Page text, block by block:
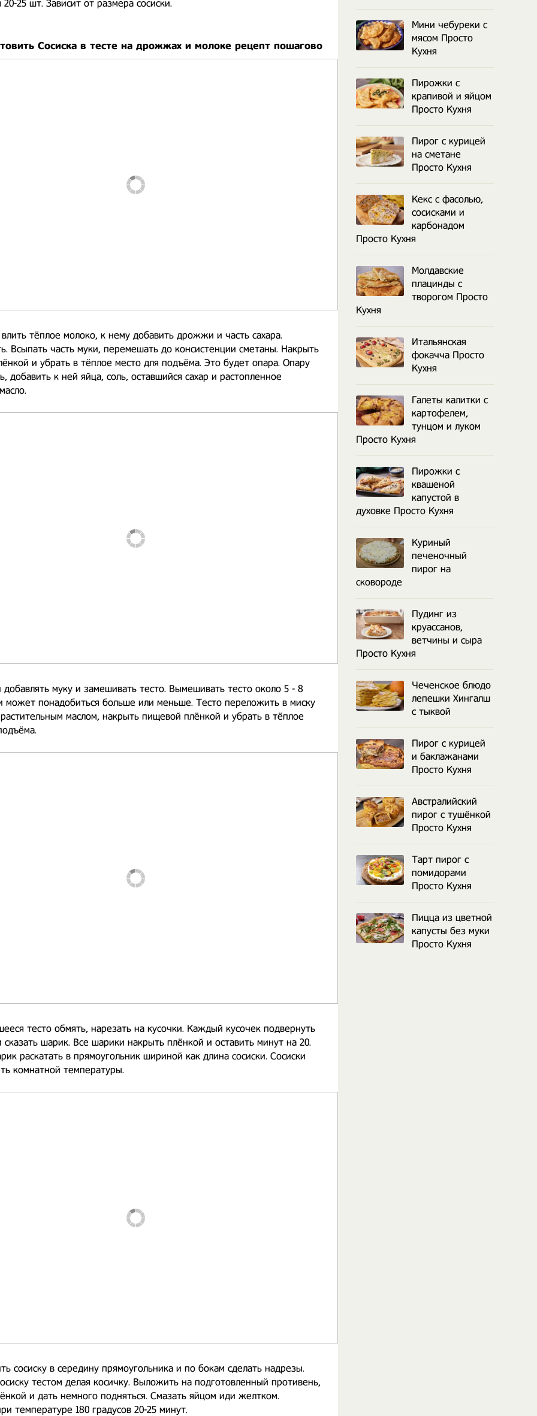
20-25 шт. Зависит от размера сосиски.
Сосиска в тесте на дрожжах и молоке рецепт пошагово
тёплое молоко, к нему добавить дрожжи и часть сахара.
Всыпать часть муки, перемешать до консистенции сметаны. Накрыть
и убрать в тёплое место для подъёма. Это будет опара. Опару
добавить к ней яйца, соль, оставшийся сахар и растопленное
добавлять муку и замешивать тесто. Вымешивать тесто около 5 - 8
может понадобиться больше или меньше. Тесто переложить в миску
маслом, накрыть пищевой плёнкой и убрать в тёплое
тесто обмять, нарезать на кусочки. Каждый кусочек подвернуть
сказать шарик. Все шарики накрыть плёнкой и оставить минут на 20.
раскатать в прямоугольник шириной как длина сосиски. Сосиски
комнатной температуры.
сосиску в середину прямоугольника и по бокам сделать надрезы.
тестом делая косичку. Выложить на подготовленный противень,
и дать немного подняться. Смазать яйцом иди желтком.
температуре 180 градусов 20-25 минут.
Мини чебуреки с
мясом Просто
Кухня
Пирожки с
крапивой и яйцом
Просто Кухня
Пирог с курицей
на сметане
Просто Кухня
Кекс с фасолью,
сосисками и
карбонадом
Просто Кухня
Молдавские
плацинды с
творогом Просто
Кухня
Итальянская
фокачча Просто
Кухня
Галеты калитки с
картофелем,
тунцом и луком
Просто Кухня
Пирожки с
квашеной
капустой в
духовке Просто Кухня
Куриный
печеночный
пирог на
сковороде
Пудинг из
круассанов,
ветчины и сыра
Просто Кухня
Чеченское блюдо
лепешки Хингалш
с тыквой
Пирог с курицей
и баклажанами
Просто Кухня
Австралийский
пирог с тушёнкой
Просто Кухня
Тарт пирог с
помидорами
Просто Кухня
Пицца из цветной
капусты без муки
Просто Кухня